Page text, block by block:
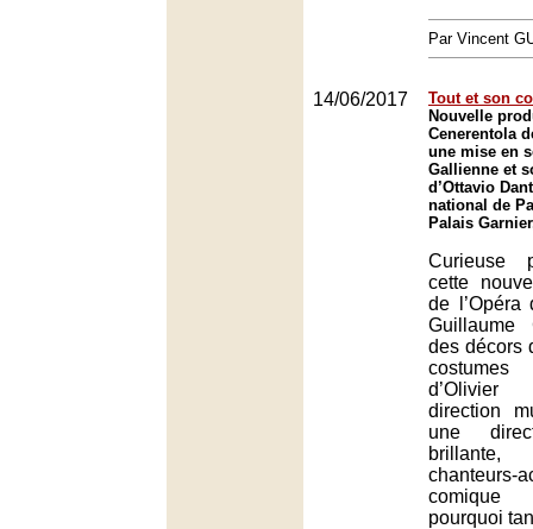
Par Vincent
14/06/2017
Tout et son
Nouvelle
Cenerentola
une mise en
Gallienne et
d’Ottavio
national de
Palais
Curieuse
cette
de l’Opéra
Guillaume
des décors
direction
une
brillante,
comique
pourquoi